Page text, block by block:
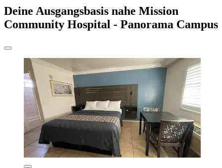
Deine Ausgangsbasis nahe Mission
Community Hospital - Panorama Campus